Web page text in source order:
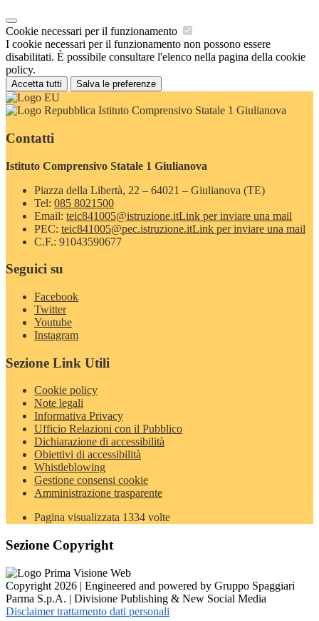
Cookie necessari per il funzionamento
I cookie necessari per il funzionamento non possono essere
disabilitati. È possibile consultare l'elenco nella pagina della cookie
policy.
Accetta tutti Salva le preferenze
Istituto Comprensivo Statale 1 Giulianova
Contatti
Istituto Comprensivo Statale 1 Giulianova
Piazza della Libertà, 22 – 64021 – Giulianova (TE)
Tel: 085 8021500
Email: teic841005@istruzione.itLink per inviare una mail
PEC: teic841005@pec.istruzione.itLink per inviare una mail
C.F.: 91043590677
Seguici su
Facebook
Twitter
Youtube
Instagram
Sezione Link Utili
Cookie policy
Note legali
Informativa Privacy
Ufficio Relazioni con il Pubblico
Dichiarazione di accessibilità
Obiettivi di accessibilità
Whistleblowing
Gestione consensi cookie
Amministrazione trasparente
Pagina visualizzata 1334 volte
Sezione Copyright
Copyright 2026 | Engineered and powered by Gruppo Spaggiari
Parma S.p.A. | Divisione Publishing & New Social Media
Disclaimer trattamento dati personali